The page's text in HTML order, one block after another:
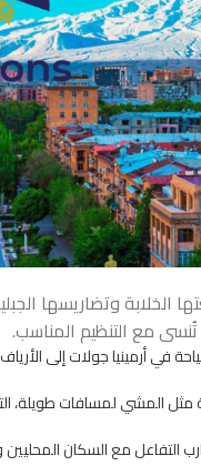
الخلابة وتضاريسها
تُنسى مع التنظيم المناسب.
أرمينيا جولات إلى
المشي لمسافات طويلة،
التفاعل مع السكان